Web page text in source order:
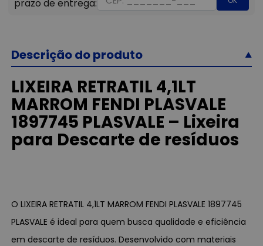
Descrição do produto
LIXEIRA RETRATIL 4,1LT
MARROM FENDI PLASVALE
1897745 PLASVALE – Lixeira
para Descarte de resíduos
O LIXEIRA RETRATIL 4,1LT MARROM FENDI PLASVALE 1897745
PLASVALE é ideal para quem busca qualidade e eficiência
em descarte de resíduos. Desenvolvido com materiais